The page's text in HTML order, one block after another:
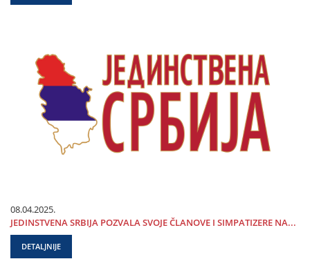
08.04.2025.
ЈEDINSTVENA SRBIЈA POZVALA SVOЈE ČLANOVE I SIMPATIZERE NA...
DETALJNIJE